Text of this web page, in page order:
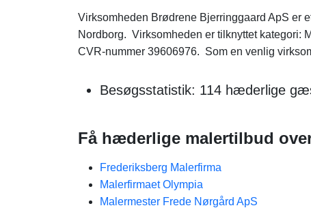
Virksomheden Brødrene Bjerringgaard ApS er
Nordborg. Virksomheden er tilknyttet kategori:
CVR-nummer 39606976. Som en venlig
Besøgsstatistik: 114 hæderlige
Få hæderlige malertilbud
Frederiksberg Malerfirma
Malerfirmaet Olympia
Malermester Frede Nørgård ApS